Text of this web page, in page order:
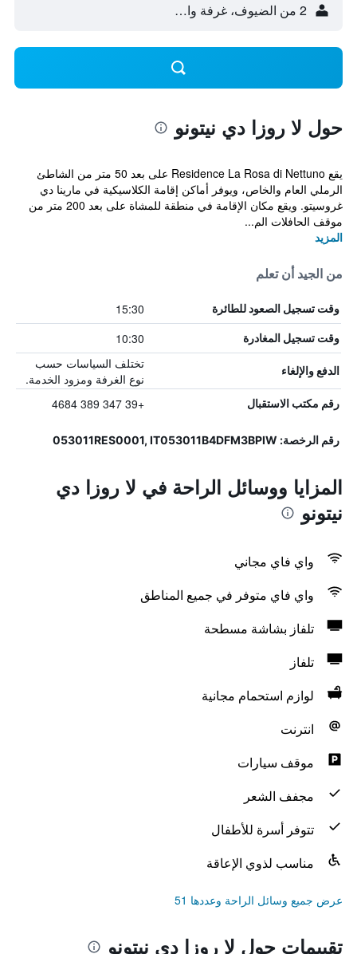
2 من الضيوف، غرفة واحدة
حول لا روزا دي نيتونو
يقع Residence La Rosa di Nettuno على بعد 50 متر من الشاطئ
الرملي العام والخاص، ويوفر أماكن إقامة الكلاسيكية في مارينا دي
غروسيتو. ويقع مكان الإقامة في منطقة للمشاة على بعد 200 متر من
موقف الحافلات الم...
المزيد
من الجيد أن تعلم
وقت تسجيل الصعود للطائرة 15:30
وقت تسجيل المغادرة 10:30
الدفع والإلغاء
تختلف السياسات حسب
نوع الغرفة ومزود الخدمة.
رقم مكتب الاستقبال +39 347 389 4684
رقم الرخصة: 053011RES0001, IT053011B4DFM3BPIW
المزايا ووسائل الراحة في لا روزا دي
نيتونو
واي فاي مجاني
واي فاي متوفر في جميع المناطق
تلفاز بشاشة مسطحة
تلفاز
لوازم استحمام مجانية
انترنت
موقف سيارات
مجفف الشعر
تتوفر أسرة للأطفال
مناسب لذوي الإعاقة
عرض جميع وسائل الراحة وعددها 51
تقييمات حول لا روزا دي نيتونو